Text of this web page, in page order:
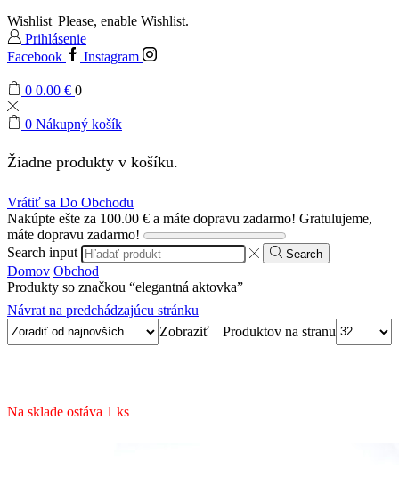
Wishlist Please, enable Wishlist.
Prihlásenie
Facebook
Instagram
0 0.00 € 0
0 Nákupný košík
Žiadne produkty v košíku.
Vrátiť sa Do Obchodu
Nakúpte ešte za 100.00 € a máte dopravu zadarmo! Gratulujeme,
máte dopravu zadarmo!
Search input
Search
Domov Obchod
Produkty so značkou “elegantná aktovka”
Návrat na predchádzajúcu stránku
Zobraziť
Produktov na stranu
Na sklade ostáva 1 ks